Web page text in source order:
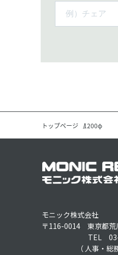
トップページ 1200φ
モニック株式会社
〒116-0014 東京都荒
TEL
（ 人事・